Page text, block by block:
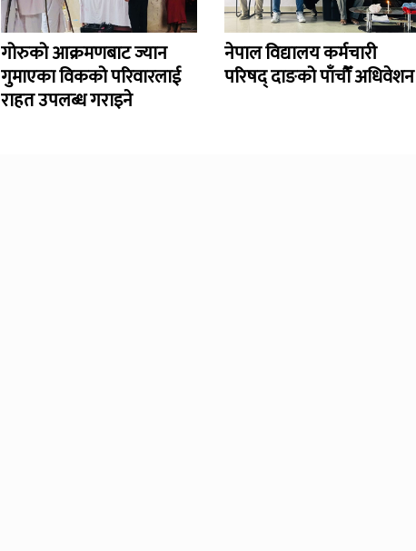
गोरुको आक्रमणबाट ज्यान
गुमाएका विकको परिवारलाई
राहत उपलब्ध गराइने
नेपाल विद्यालय कर्मचारी
परिषद् दाङको पाँचौँ अधिवेशन